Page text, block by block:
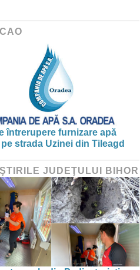
întrerupere furnizare apă
strada Uzinei din Tileagd
JUDEŢULUI BIHOR